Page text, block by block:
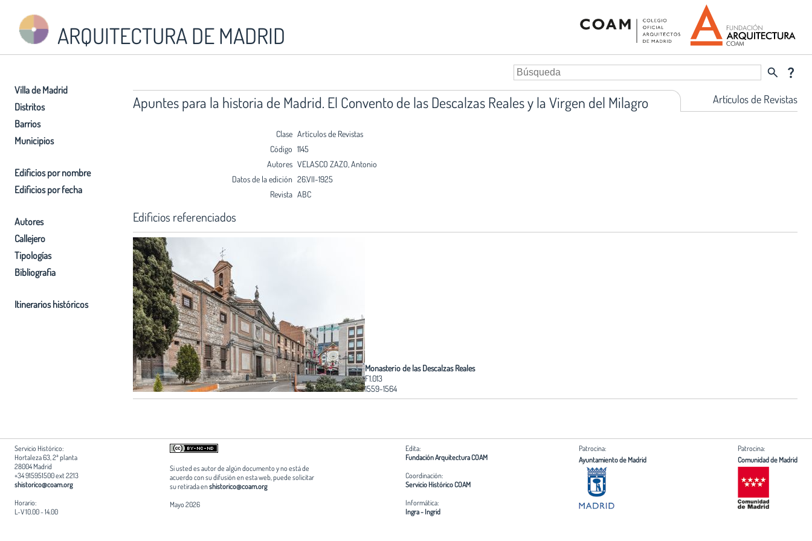
ARQUITECTURA DE MADRID
Villa de Madrid
Distritos
Barrios
Municipios
Edificios por nombre
Edificios por fecha
Autores
Callejero
Tipologías
Bibliografia
Itinerarios históricos
search question_mark
Apuntes para la historia de Madrid. El Convento de las Descalzas Reales y la Virgen del Milagro Artículos de Revistas
Clase Artículos de Revistas
Código 1145
Autores VELASCO ZAZO, Antonio
Datos de la edición 26.VII-1925
Revista ABC
Edificios referenciados
Monasterio de las Descalzas Reales
F1.013
1559-1564
Servicio Histórico:
Hortaleza 63, 2ª planta
28004 Madrid
+34 915951500 ext 2213
shistorico@coam.org
Horario:
L-V 10.00 - 14.00
Si usted es autor de algún documento y no está de
acuerdo con su difusión en esta web, puede solicitar
su retirada enshistorico@coam.org
Mayo 2026
Edita:
Fundación Arquitectura COAM
Coordinación:
Servicio Histórico COAM
Informática:
Ingra - Ingrid
Patrocina:
Ayuntamiento de Madrid
Patrocina:
Comunidad de Madrid